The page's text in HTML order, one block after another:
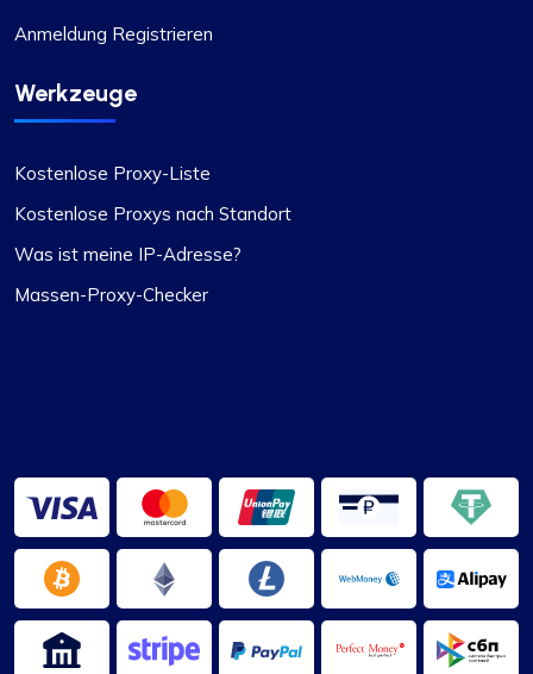
Ich verwende Proxycompass seit …
Ich verwende Proxycompass seit ungefähr 7 bis
und solche Vorfälle kommen selten vor.
Während dieser Zeit habe ich mich an ihr
Support-Team gewandt und war von ihrer
Professionalität beeindruckt. Ich möchte Alex
besonders für seine prompten Antworten und
seine Fähigkeit, schnell Lösungen für alle
Probleme zu finden, danken.
Anmeldung Registrieren
Werkzeuge
Kostenlose Proxy-Liste
Kostenlose Proxys nach Standort
Was ist meine IP-Adresse?
Massen-Proxy-Checker